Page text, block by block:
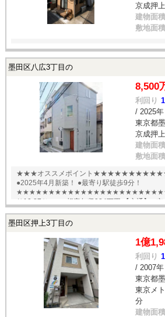
京成押
建物面積
敷地面積
墨田区八広3丁目の
8,500
利回り
/ 2025年
東京都
京成押
建物面積
敷地面積
★★★オススメポイント★★★★★★★★★★★★★ ●利回り
●2025年4月新築！ ●最寄り駅徒歩9分！
★★★★★★★★★★★★★★★★★★★★★★★★ 【利回り】 ●想定利
り10.87％ ●想定年収924万円 【交通】 ●京成電鉄押上線「京成曳
墨田区押上3丁目の
1億
利回り
/ 2007年
東京都
東京メ
分
建物面積